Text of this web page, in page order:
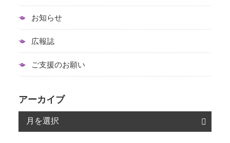
お知らせ
広報誌
ご支援のお願い
アーカイブ